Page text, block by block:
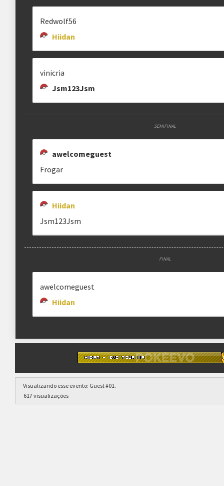
Redwolf56
Hiidan
vinicria
Jsm123Jsm
SEMIFINAL
awelcomeguest
Frogar
Hiidan
Jsm123Jsm
FINAL
awelcomeguest
Hiidan
Visualizando esse evento: Guest #01.
617 visualizações